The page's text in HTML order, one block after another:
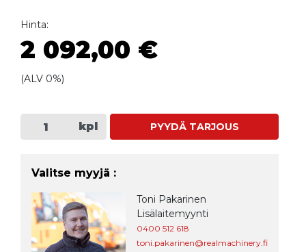
Hinta:
2 092,00 €
(ALV 0%)
kpl PYYDÄ TARJOUS
Valitse myyjä :
Toni Pakarinen
Lisälaitemyynti
0400 512 618
toni.pakarinen@realmachinery.fi